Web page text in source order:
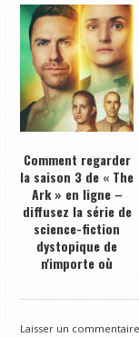
Comment regarder
la saison 3 de « The
Ark » en ligne –
diffusez la série de
science-fiction
dystopique de
n'importe où
Laisser un commentaire